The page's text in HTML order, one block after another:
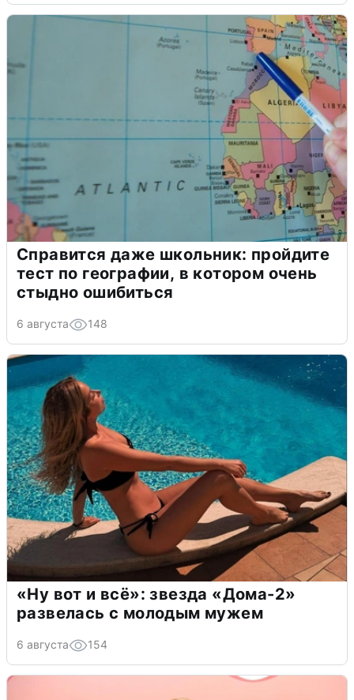
Справится даже школьник: пройдите
тест по географии, в котором очень
стыдно ошибиться
6 августа 148
«Ну вот и всё»: звезда «Дома-2»
развелась с молодым мужем
6 августа 154